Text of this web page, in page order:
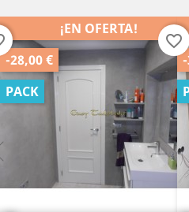
¡EN OFERTA!
-28,00 €
PACK
favorite_border